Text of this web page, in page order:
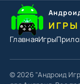
ИГРЫ
ГлавнаяИгры
© 2026 "Андроид